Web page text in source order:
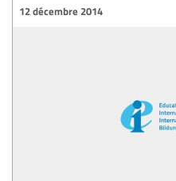
12 décembre 2014